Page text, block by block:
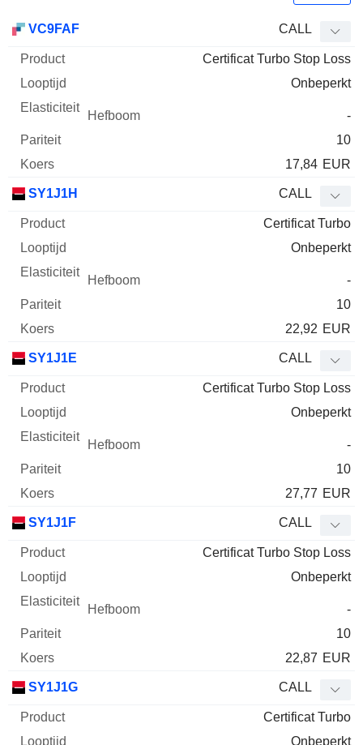
Afkorting Type Hefboom
VC9FAF CALL
Certificat Turbo Stop Loss
Onbeperkt
-
10
17,84 EUR
SY1J1H CALL
Certificat Turbo
Onbeperkt
-
10
22,92 EUR
SY1J1E CALL
Certificat Turbo Stop Loss
Onbeperkt
-
10
27,77 EUR
SY1J1F CALL
Certificat Turbo Stop Loss
Onbeperkt
-
10
22,87 EUR
SY1J1G CALL
Certificat Turbo
Onbeperkt